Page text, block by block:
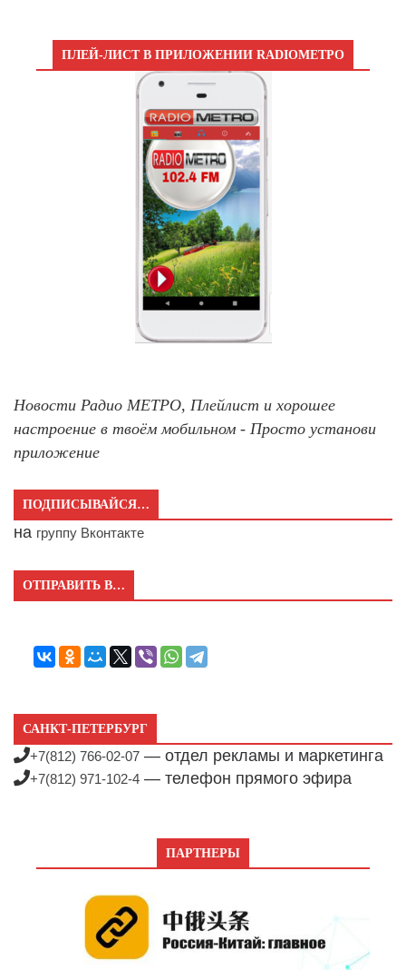
ПЛЕЙ-ЛИСТ В ПРИЛОЖЕНИИ RADIOМЕТРО
Новости Радио МЕТРО, Плейлист и хорошее
настроение в твоём мобильном - Просто установи
приложение
ПОДПИСЫВАЙСЯ…
на группу Вконтакте
ОТПРАВИТЬ В…
САНКТ-ПЕТЕРБУРГ
+7(812) 766-02-07 — отдел рекламы и маркетинга
+7(812) 971-102-4 — телефон прямого эфира
ПАРТНЕРЫ